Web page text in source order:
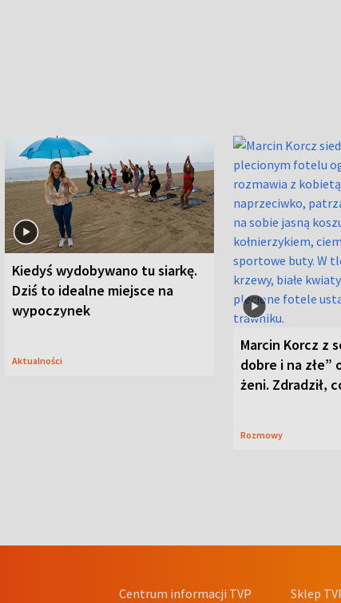
Kiedyś wydobywano tu siarkę.
Dziś to idealne miejsce na
wypoczynek
Aktualności
Marcin Korcz z
dobre i na złe”
żeni. Zdradził,
Rozmowy
Centrum informacji TVP Sklep